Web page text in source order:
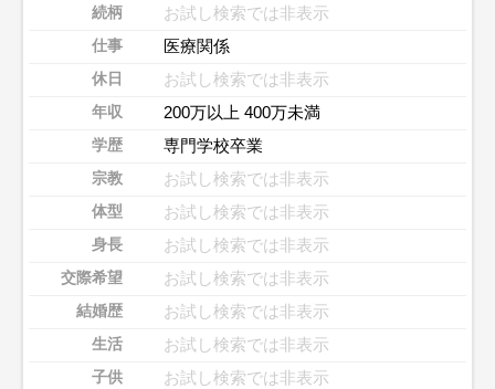
続柄 お試し検索では非表示
仕事 医療関係
休日 お試し検索では非表示
年収 200万以上 400万未満
学歴 専門学校卒業
宗教 お試し検索では非表示
体型 お試し検索では非表示
身長 お試し検索では非表示
交際希望 お試し検索では非表示
結婚歴 お試し検索では非表示
生活 お試し検索では非表示
子供 お試し検索では非表示